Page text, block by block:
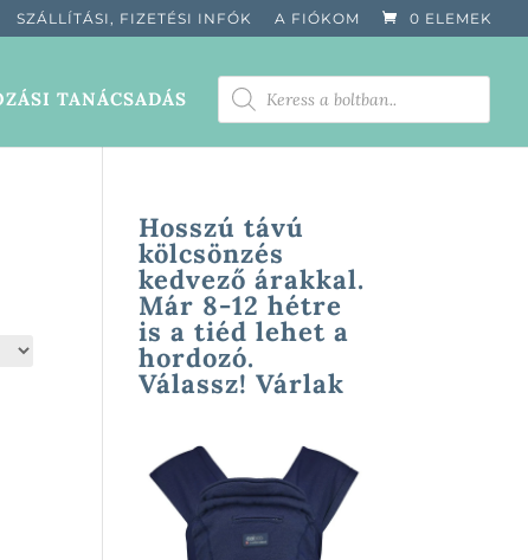
SZÁLLÍTÁSI, FIZETÉSI INFÓK A FIÓKOM 0 ELEMEK
TANÁCSADÁS
PRODUCTS
SEARCH
Hosszú távú
kölcsönzés
kedvező árakkal.
Már 8-12 hétre
is a tiéd lehet a
hordozó.
Válassz! Várlak